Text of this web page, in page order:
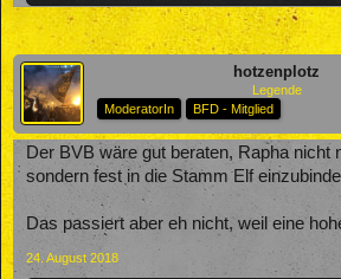
hotzenplotz
Legende
ModeratorIn
BFD - Mitglied
Der BVB wäre gut beraten, Rapha nicht
sondern fest in die Stamm Elf
Das passiert aber eh nicht, weil eine
24. August 2018